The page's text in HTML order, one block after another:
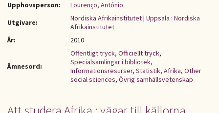
Upphovsperson:
Lourenço, António
Utgivare:
Nordiska Afrikainstitutet| Uppsala : Nordiska
Afrikainstitutet
År:
2010
Ämnesord:
Offentligt tryck, Officiellt tryck,
Specialsamlingar i bibliotek,
Informationsresurser, Statistik, Afrika, Other
social sciences, Övrig samhällsvetenskap